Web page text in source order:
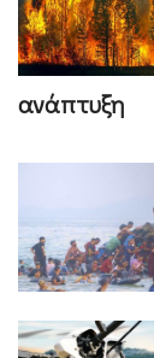
ανάπτυξη